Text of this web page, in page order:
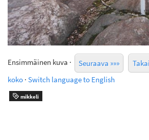
Ensimmäinen kuva · Seuraava »»»
koko · Switch language to English
mikkeli